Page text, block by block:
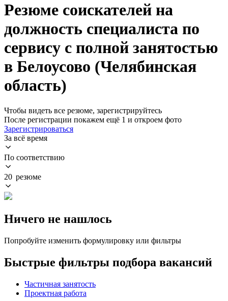
Резюме соискателей на
должность специалиста по
сервису с полной занятостью
в Белоусово (Челябинская
область)
Чтобы видеть все резюме, зарегистрируйтесь
После регистрации покажем ещё 1 и откроем фото
Зарегистрироваться
За всё время
По соответствию
20 резюме
Ничего не нашлось
Попробуйте изменить формулировку или фильтры
Быстрые фильтры подбора вакансий
Частичная занятость
Проектная работа